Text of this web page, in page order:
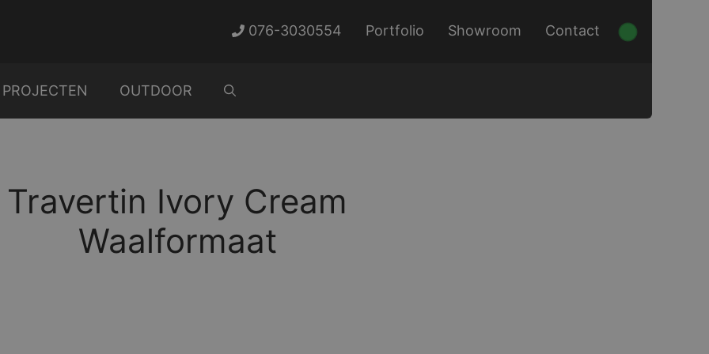
076-3030554 Portfolio Showroom Contact
PROJECTEN OUTDOOR
Travertin Ivory Cream
Waalformaat